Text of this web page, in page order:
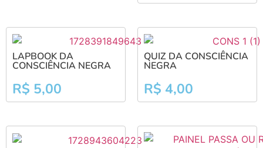
LAPBOOK DA
CONSCIÊNCIA NEGRA
R$ 5,00
QUIZ DA CONSCIÊNCIA
NEGRA
R$ 4,00